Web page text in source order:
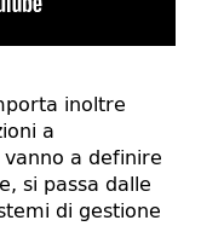
inoltre
a
vanno a definire
si passa dalle
di gestione